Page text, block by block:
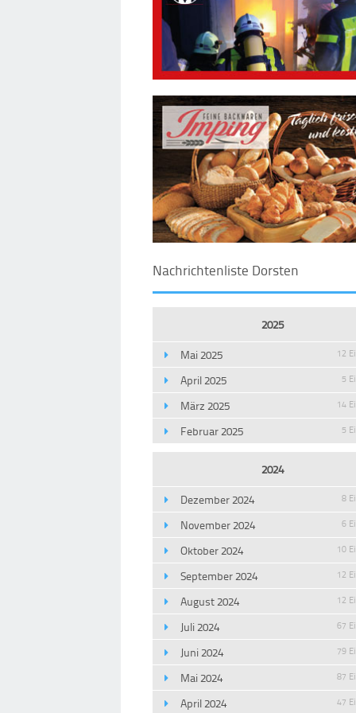
Nachrichtenliste Dorsten
2025
Mai 2025
12
April 2025 5
März 2025 14
Februar 2025 5
2024
Dezember 2024
8
November 2024 6
Oktober 2024 10
September 2024 12
August 2024 12
Juli 2024 67
Juni 2024 79
Mai 2024 87
April 2024 47